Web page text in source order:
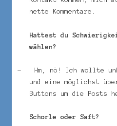
nette Kommentare.
Hattest du
wählen?
–
Hm, nö! Ich wollte
und eine möglichst
Buttons um die Posts
Schorle oder Saft?